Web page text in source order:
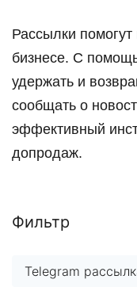
Рассылки
бизнесе. С
удержать и
сообщать о
эффективный
допродаж.
Фильтр
Telegram